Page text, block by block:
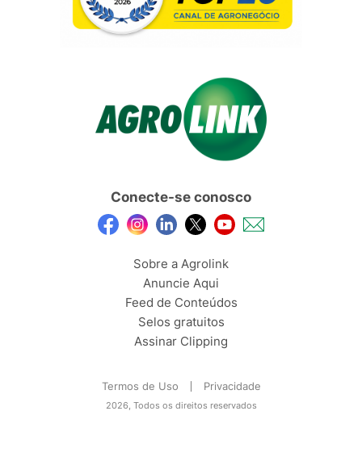
Conecte-se conosco
Sobre a Agrolink
Anuncie Aqui
Feed de Conteúdos
Selos gratuitos
Assinar Clipping
Termos de Uso Privacidade
2026, Todos os direitos reservados